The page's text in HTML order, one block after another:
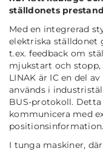
ställdonets
Med en integrerad
elektriska ställdonet
t.ex. feedback om
mjukstart och
LINAK är IC en del
används i
BUS-protokoll.
kommunicera med
positionsinformation.
I tunga maskiner,